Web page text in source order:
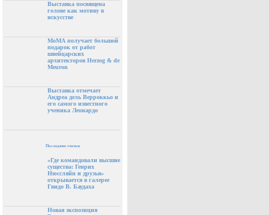
Выставка посвящена
голове как мотиву в
искусстве
МоМА получает большой
подарок от работ
швейцарских
архитекторов Herzog & de
Meuron
Выставка отмечает
Андреа дель Верроккьо и
его самого известного
ученика Леонардо
Последние статьи
«Где командовали высшие
существа: Генрих
Нюссляйн и друзья»
открывается в галерее
Гвидо В. Баудаха
Новая экспозиция